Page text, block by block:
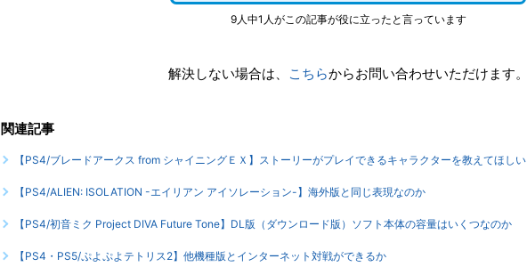
9人中1人がこの記事が役に立ったと言っています
解決しない場合は、 こちらからお問い合わせいただけます。
関連記事
【PS4/ブレードアークス from シャイニングＥＸ】ストーリーがプレイできるキャラクターを教えてほしい
【PS4/ALIEN: ISOLATION -エイリアン アイソレーション-】海外版と同じ表現なのか
【PS4/初音ミク Project DIVA Future Tone】DL版（ダウンロード版）ソフト本体の容量はいくつなのか
【PS4・PS5/ぷよぷよテトリス2】他機種版とインターネット対戦ができるか